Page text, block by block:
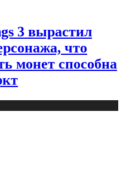
3 вырастил
что
монет способна